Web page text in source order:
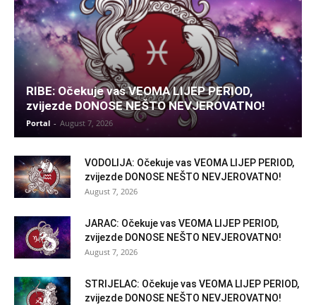
RIBE: Očekuje vas VEOMA LIJEP PERIOD,
zvijezde DONOSE NEŠTO NEVJEROVATNO!
Portal - August 7, 2026
VODOLIJA: Očekuje vas VEOMA LIJEP PERIOD,
zvijezde DONOSE NEŠTO NEVJEROVATNO!
August 7, 2026
JARAC: Očekuje vas VEOMA LIJEP PERIOD,
zvijezde DONOSE NEŠTO NEVJEROVATNO!
August 7, 2026
STRIJELAC: Očekuje vas VEOMA LIJEP PERIOD,
zvijezde DONOSE NEŠTO NEVJEROVATNO!